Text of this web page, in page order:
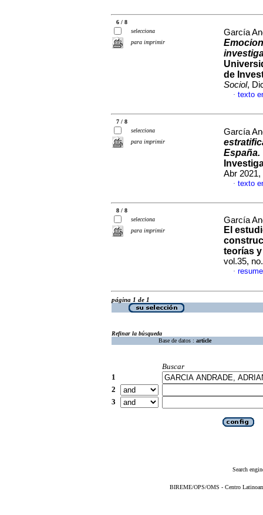
6 / 8
selecciona
para imprimir
García
de
Sociol,
· texto
7 / 8
selecciona
para imprimir
García
España.
Abr 2021,
· texto
8 / 8
selecciona
para imprimir
García
El
teorías
vol.35,
·
página 1 de 1
Refinar la búsqueda
Base de datos : article
Buscar
1
2
3
Search
BIREME/OPS/OMS - Centro